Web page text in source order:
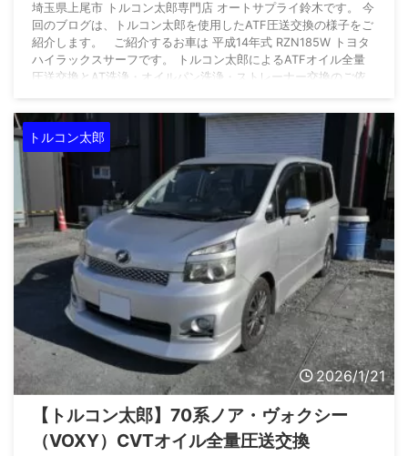
埼玉県上尾市 トルコン太郎専門店 オートサプライ鈴木です。 今
回のブログは、トルコン太郎を使用したATF圧送交換の様子をご
紹介します。 ご紹介するお車は 平成14年式 RZN185W トヨタ
ハイラックスサーフです。 トルコン太郎によるATFオイル全量
圧送交換とAT洗浄・オイルパン洗浄・ストレーナー交換のご依
県八街市よりご入庫いただきました。 数あるトルコン太郎設置
店の中から、オートサプライ鈴木をご指名いただきまして誠にあ
...
トルコン太郎
2026/1/21
【トルコン太郎】70系ノア・ヴォクシー
（VOXY）CVTオイル全量圧送交換